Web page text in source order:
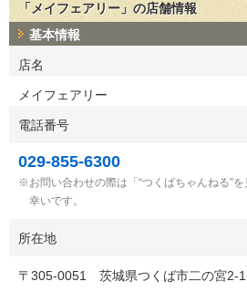
「メイフェアリー」の店舗情報
基本情報
店名
メイフェアリー
電話番号
029-855-6300
お問い合わせの際は「“つくばちゃんねる”
幸いです。
所在地
〒 305-0051 茨城県つくば市二の宮2-